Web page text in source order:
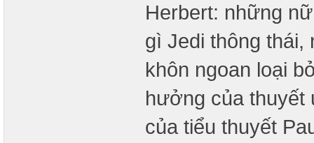
Herbert: những
gì Jedi thông thái,
khôn ngoan loại
hưởng của thuyết
của tiểu thuyết